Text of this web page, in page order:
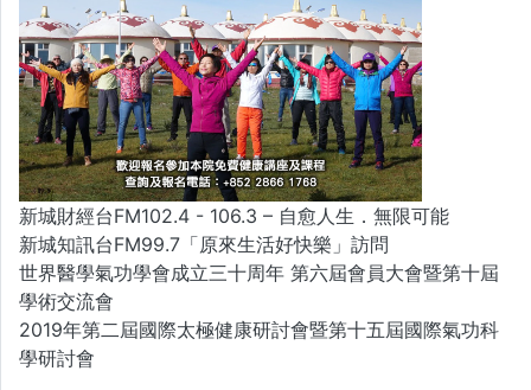
新城財經台FM102.4 - 106.3 – 自愈人生．無限可能
新城知訊台FM99.7「原來生活好快樂」訪問
世界醫學氣功學會成立三十周年 第六屆會員大會暨第十屆
學術交流會
2019年第二屆國際太極健康研討會暨第十五屆國際氣功科
學研討會